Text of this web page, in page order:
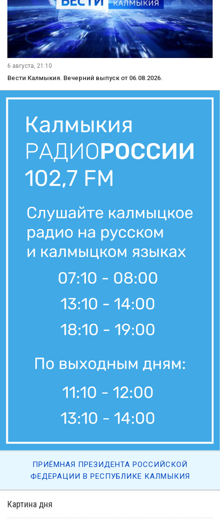
Картина дня
6 августа, 21:10
Вести Калмыкия. Вечерний выпуск от 06.08.2026.
ПРИЁМНАЯ ПРЕЗИДЕНТА РОССИЙСКОЙ
ФЕДЕРАЦИИ В РЕСПУБЛИКЕ КАЛМЫКИЯ